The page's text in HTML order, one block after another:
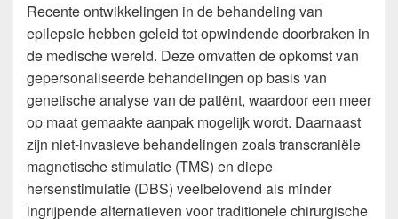
Recente ontwikkelingen in de behandeling van
epilepsie hebben geleid tot opwindende doorbraken in
de medische wereld. Deze omvatten de opkomst van
gepersonaliseerde behandelingen op basis van
genetische analyse van de patiënt, waardoor een meer
op maat gemaakte aanpak mogelijk wordt. Daarnaast
zijn niet-invasieve behandelingen zoals transcraniële
magnetische stimulatie (TMS) en diepe
hersenstimulatie (DBS) veelbelovend als minder
ingrijpende alternatieven voor traditionele chirurgische